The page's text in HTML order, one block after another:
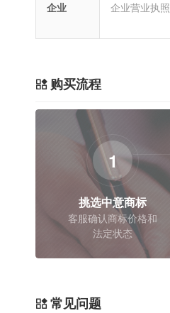
企业 企业营业执照
购买流程
1
挑选中意商标
客服确认商标价格和
法定状态
常见问题